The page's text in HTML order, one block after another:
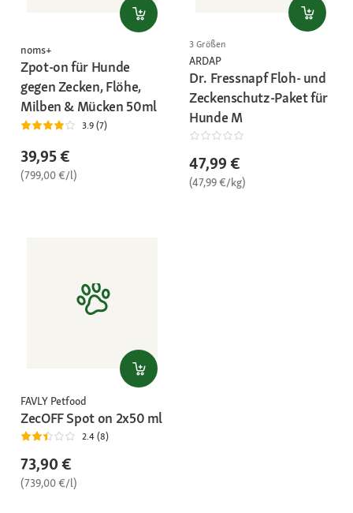
noms+
Zpot-on für Hunde
gegen Zecken, Flöhe,
Milben & Mücken 50ml
3.9 (7)
39,95 €
(799,00 €/l)
3 Größen
ARDAP
Dr. Fressnapf Floh- und
Zeckenschutz-Paket für
Hunde M
47,99 €
(47,99 €/kg)
FAVLY Petfood
ZecOFF Spot on 2x50 ml
2.4 (8)
73,90 €
(739,00 €/l)